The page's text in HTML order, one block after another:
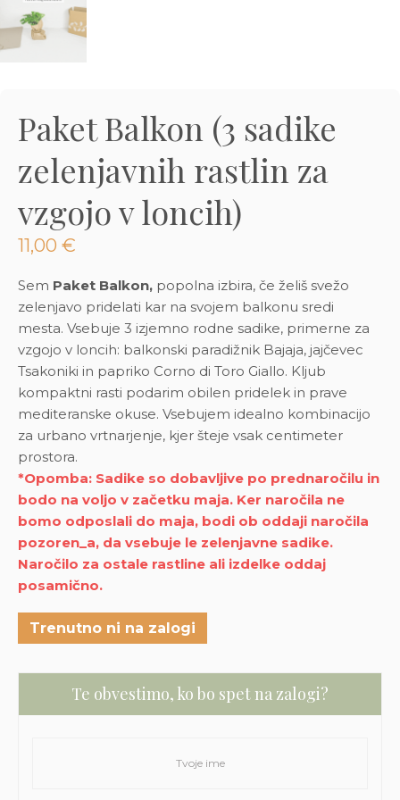
Paket Balkon (3 sadike
zelenjavnih rastlin za
vzgojo v loncih)
11,00 €
Sem Paket Balkon, popolna izbira, če želiš svežo
zelenjavo pridelati kar na svojem balkonu sredi
mesta. Vsebuje 3 izjemno rodne sadike, primerne za
vzgojo v loncih: balkonski paradižnik Bajaja, jajčevec
Tsakoniki in papriko Corno di Toro Giallo. Kljub
kompaktni rasti podarim obilen pridelek in prave
mediteranske okuse. Vsebujem idealno kombinacijo
za urbano vrtnarjenje, kjer šteje vsak centimeter
prostora.
*Opomba: Sadike so dobavljive po prednaročilu in
bodo na voljo v začetku maja. Ker naročila ne
bomo odposlali do maja, bodi ob oddaji naročila
pozoren_a, da vsebuje le zelenjavne sadike.
Naročilo za ostale rastline ali izdelke oddaj
posamično.
Trenutno ni na zalogi
Te obvestimo, ko bo spet na zalogi?
€ Preberi prispevek